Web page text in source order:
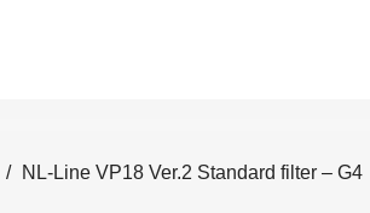
NL-Line VP18 Ver.2 Standard filter – G4